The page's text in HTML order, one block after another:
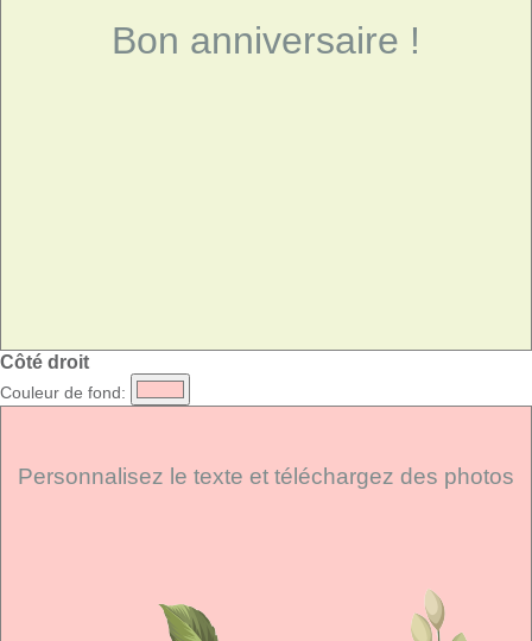
Bon anniversaire !
Côté droit
Couleur de fond:
Personnalisez le texte et téléchargez des photos